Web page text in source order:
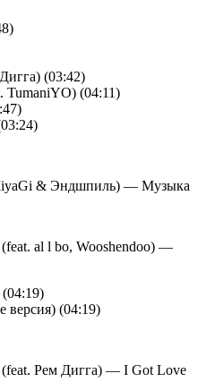
(03:42)
TumaniYO) (04:11)
& Эндшпиль) — Музыка
al l bo, Wooshendoo) —
(04:19)
Рем Дигга) — I Got Love